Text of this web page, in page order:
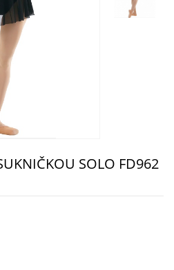
SOLO FD962